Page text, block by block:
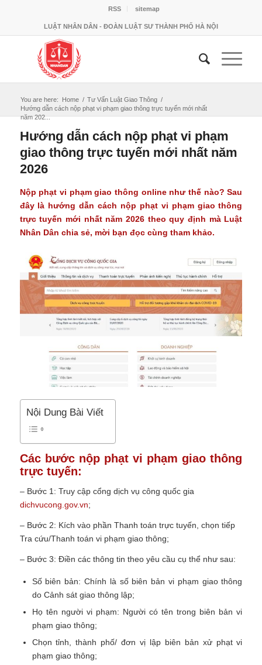
RSS sitemap
LUẬT NHÂN DÂN - ĐOÀN LUẬT SƯ THÀNH PHỐ HÀ NỘI
You are here: Home / Tư Vấn Luật Giao Thông /
Hướng dẫn cách nộp phạt vi phạm giao thông trực tuyến mới nhất
năm 202...
Hướng dẫn cách nộp phạt vi phạm
giao thông trực tuyến mới nhất năm
2026
Nộp phạt vi phạm giao thông online như thế nào? Sau
đây là hướng dẫncách nộp phạt vi phạm giao thông
trực tuyến mới nhất năm 2026 theo quy định mà Luật
Nhân Dân chia sẻ, mời bạn đọc cùng tham khảo.
Nội Dung Bài Viết
Các bước nộp phạt vi phạm giao thông
trực tuyến:
– Bước 1: Truy cập cổng dịch vụ công quốc gia
dichvucong.gov.vn;
– Bước 2: Kích vào phần Thanh toán trực tuyến, chọn tiếp
Tra cứu/Thanh toán vi phạm giao thông;
– Bước 3: Điền các thông tin theo yêu cầu cụ thể như sau:
Số biên bản: Chính là số biên bản vi phạm giao thông
do Cảnh sát giao thông lập;
Họ tên người vi phạm: Người có tên trong biên bản vi
phạm giao thông;
Chọn tỉnh, thành phố/ đơn vị lập biên bản xử phạt vi
phạm giao thông;